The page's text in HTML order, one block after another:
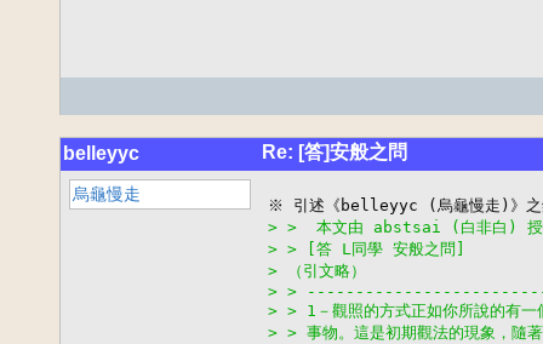
belleyyc Re: [答]安般之問
烏龜慢走
> >  本文由 abstsai (白非白) 授
> > [答 L同學 安般之問]
> （引文略）
> >
> > 1－觀照的方式正如你所說的有一
> > 事物。這是初期觀法的現象，隨